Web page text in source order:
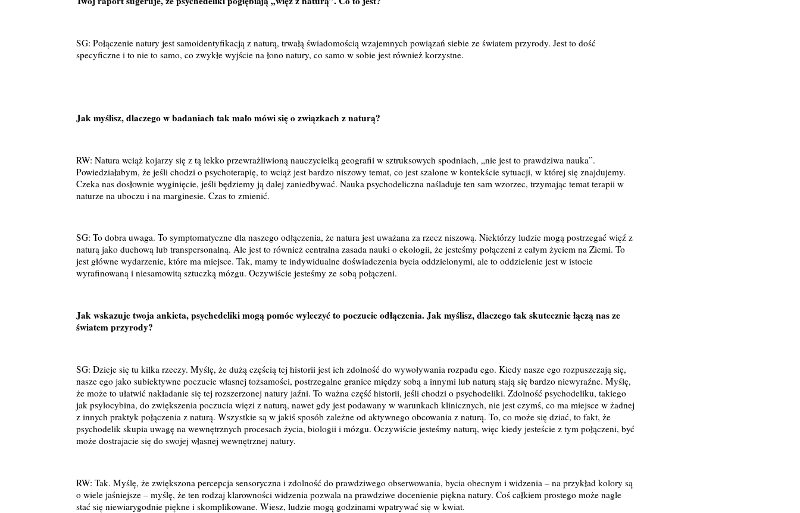
SG: Połączenie natury jest samoidentyfikacją z naturą, trwałą świadomością wzajemnych powiązań siebie ze światem przyrody. Jest to dość
specyficzne i to nie to samo, co zwykłe wyjście na łono natury, co samo w sobie jest również korzystne.
Jak myślisz, dlaczego w badaniach tak mało mówi się o związkach z naturą?
RW: Natura wciąż kojarzy się z tą lekko przewrażliwioną nauczycielką geografii w sztruksowych spodniach, „nie jest to prawdziwa nauka”.
Powiedziałabym, że jeśli chodzi o psychoterapię, to wciąż jest bardzo niszowy temat, co jest szalone w kontekście sytuacji, w której się znajdujemy.
Czeka nas dosłownie wyginięcie, jeśli będziemy ją dalej zaniedbywać. Nauka psychodeliczna naśladuje ten sam wzorzec, trzymając temat terapii w
naturze na uboczu i na marginesie. Czas to zmienić.
SG: To dobra uwaga. To symptomatyczne dla naszego odłączenia, że ​​natura jest uważana za rzecz niszową. Niektórzy ludzie mogą postrzegać więź z
naturą jako duchową lub transpersonalną. Ale jest to również centralna zasada nauki o ekologii, że jesteśmy połączeni z całym życiem na Ziemi. To
jest główne wydarzenie, które ma miejsce. Tak, mamy te indywidualne doświadczenia bycia oddzielonymi, ale to oddzielenie jest w istocie
wyrafinowaną i niesamowitą sztuczką mózgu. Oczywiście jesteśmy ze sobą połączeni.
Jak wskazuje twoja ankieta, psychedeliki mogą pomóc wyleczyć to poczucie odłączenia. Jak myślisz, dlaczego tak skutecznie łączą nas ze
światem przyrody?
SG: Dzieje się tu kilka rzeczy. Myślę, że dużą częścią tej historii jest ich zdolność do wywoływania rozpadu ego. Kiedy nasze ego rozpuszczają się,
nasze ego jako subiektywne poczucie własnej tożsamości, postrzegalne granice między sobą a innymi lub naturą stają się bardzo niewyraźne. Myślę,
że może to ułatwić nakładanie się tej rozszerzonej natury jaźni. To ważna część historii, jeśli chodzi o psychodeliki. Zdolność psychodeliku, takiego
jak psylocybina, do zwiększenia poczucia więzi z naturą, nawet gdy jest podawany w warunkach klinicznych, nie jest czymś, co ma miejsce w żadnej
z innych praktyk połączenia z naturą. Wszystkie są w jakiś sposób zależne od aktywnego obcowania z naturą. To, co może się dziać, to fakt, że
psychodelik skupia uwagę na wewnętrznych procesach życia, biologii i mózgu. Oczywiście jesteśmy naturą, więc kiedy jesteście z tym połączeni, być
może dostrajacie się do swojej własnej wewnętrznej natury.
RW: Tak. Myślę, że zwiększona percepcja sensoryczna i zdolność do prawdziwego obserwowania, bycia obecnym i widzenia – na przykład kolory są
o wiele jaśniejsze – myślę, że ten rodzaj klarowności widzenia pozwala na prawdziwe docenienie piękna natury. Coś całkiem prostego może nagle
stać się niewiarygodnie piękne i skomplikowane. Wiesz, ludzie mogą godzinami wpatrywać się w kwiat.